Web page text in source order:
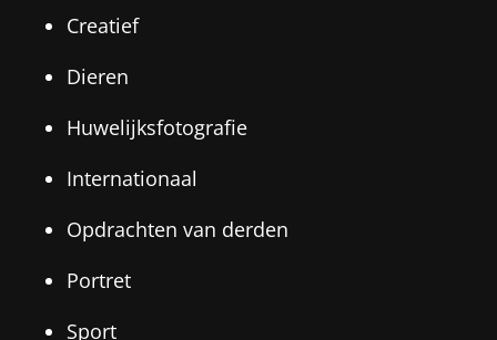
Creatief
Dieren
Huwelijksfotografie
Internationaal
Opdrachten van derden
Portret
Sport